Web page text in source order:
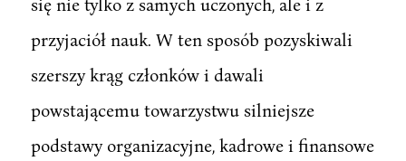
przyjaciół nauk. W ten sposób pozyskiwali
szerszy krąg członków i dawali
powstającemu towarzystwu silniejsze
podstawy organizacyjne, kadrowe i finansowe